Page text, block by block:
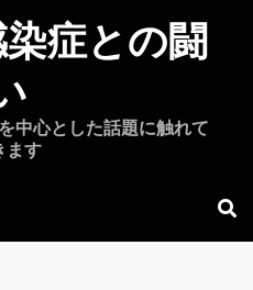
症との闘
中心とした話題に触れて
ます